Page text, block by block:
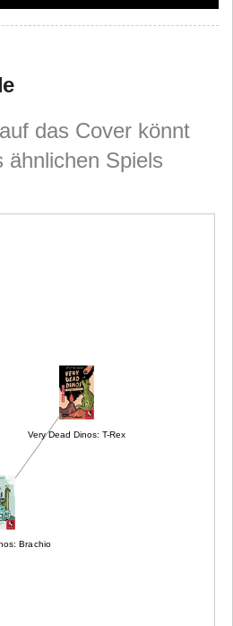
das Cover könnt
ähnlichen Spiels
Brachio
Very Dead Dinos: T-Rex